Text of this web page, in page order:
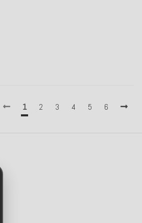
1 2 3 4 5 6